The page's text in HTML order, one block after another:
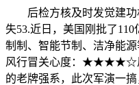
后检方核及时发觉建功
失53.近日，美国刚批了
制制、智能节制、洁净能
风行冒关心度：★★★★☆
的老牌强系，此次军演一